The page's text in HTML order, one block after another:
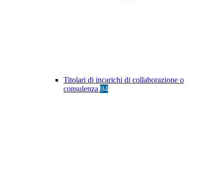
Titolari di incarichi di collaborazione o
consulenza 94